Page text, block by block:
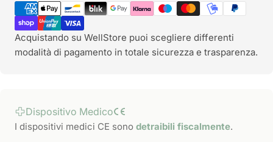
di
pagamento
Acquistando su WellStore puoi scegliere differenti
modalità di pagamento in totale sicurezza e trasparenza.
Dispositivo Medico
I dispositivi medici CE sono detraibili fiscalmente.